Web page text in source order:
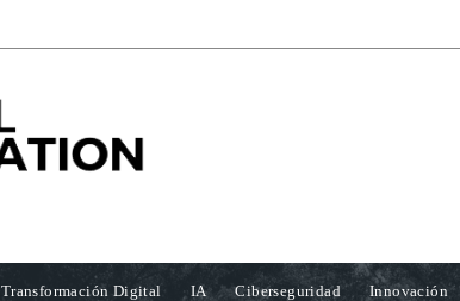
Transformación Digital IA Ciberseguridad Innovación